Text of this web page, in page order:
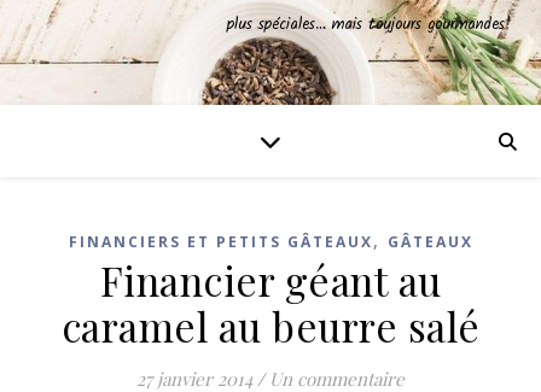
plus spéciales… mais toujours gourmandes!
FINANCIERS ET PETITS GÂTEAUX, GÂTEAUX
Financier géant au
caramel au beurre salé
27 janvier 2014 / Un commentaire